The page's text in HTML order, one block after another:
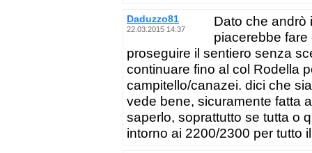
Daduzzo81
22.03.2015 14:37
Dato che andrò
piacerebbe
proseguire il sentiero senza
continuare fino al col Rodella
campitello/canazei. dici che
vede bene, sicuramente fatta
saperlo, soprattutto se tutta o
intorno ai 2200/2300 per tutto